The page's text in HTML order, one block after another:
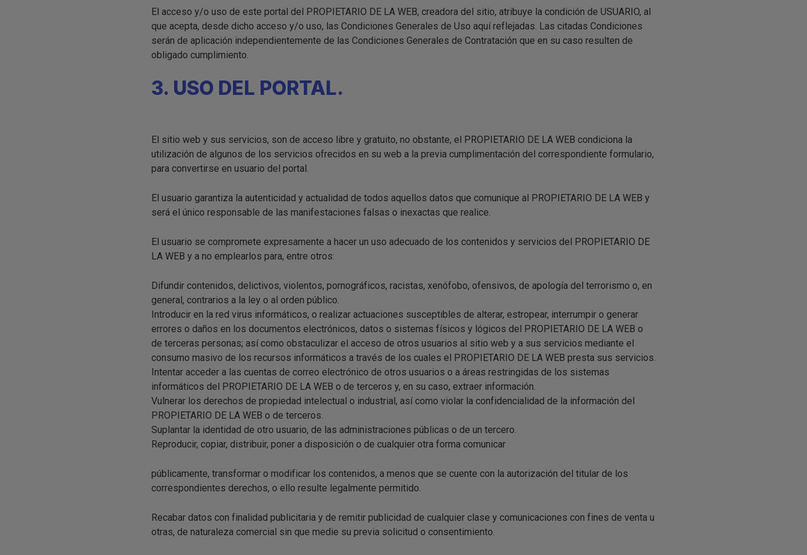
El acceso y/o uso de este portal del PROPIETARIO DE LA WEB, creadora del sitio, atribuye la condición de USUARIO, al
que acepta, desde dicho acceso y/o uso, las Condiciones Generales de Uso aquí reflejadas. Las citadas Condiciones
serán de aplicación independientemente de las Condiciones Generales de Contratación que en su caso resulten de
obligado cumplimiento.
3. USO DEL PORTAL.
El sitio web y sus servicios, son de acceso libre y gratuito, no obstante, el PROPIETARIO DE LA WEB condiciona la
utilización de algunos de los servicios ofrecidos en su web a la previa cumplimentación del correspondiente formulario,
para convertirse en usuario del portal.
El usuario garantiza la autenticidad y actualidad de todos aquellos datos que comunique al PROPIETARIO DE LA WEB y
será el único responsable de las manifestaciones falsas o inexactas que realice.
El usuario se compromete expresamente a hacer un uso adecuado de los contenidos y servicios del PROPIETARIO DE
LA WEB y a no emplearlos para, entre otros:
Difundir contenidos, delictivos, violentos, pornográficos, racistas, xenófobo, ofensivos, de apología del terrorismo o, en
general, contrarios a la ley o al orden público.
Introducir en la red virus informáticos, o realizar actuaciones susceptibles de alterar, estropear, interrumpir o generar
errores o daños en los documentos electrónicos, datos o sistemas físicos y lógicos del PROPIETARIO DE LA WEB o
de terceras personas; así como obstaculizar el acceso de otros usuarios al sitio web y a sus servicios mediante el
consumo masivo de los recursos informáticos a través de los cuales el PROPIETARIO DE LA WEB presta sus servicios.
Intentar acceder a las cuentas de correo electrónico de otros usuarios o a áreas restringidas de los sistemas
informáticos del PROPIETARIO DE LA WEB o de terceros y, en su caso, extraer información.
Vulnerar los derechos de propiedad intelectual o industrial, así como violar la confidencialidad de la información del
PROPIETARIO DE LA WEB o de terceros.
Suplantar la identidad de otro usuario, de las administraciones públicas o de un tercero.
Reproducir, copiar, distribuir, poner a disposición o de cualquier otra forma comunicar
públicamente, transformar o modificar los contenidos, a menos que se cuente con la autorización del titular de los
correspondientes derechos, o ello resulte legalmente permitido.
Recabar datos con finalidad publicitaria y de remitir publicidad de cualquier clase y comunicaciones con fines de venta u
otras, de naturaleza comercial sin que medie su previa solicitud o consentimiento.